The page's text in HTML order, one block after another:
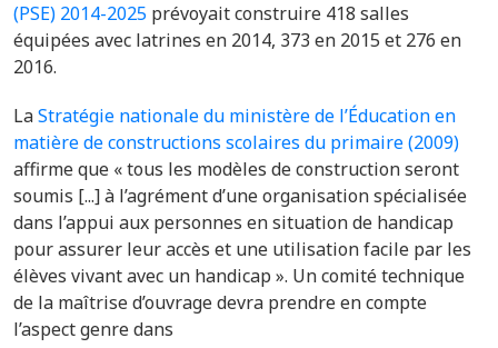
(PSE) 2014-2025 prévoyait construire 418 salles
équipées avec latrines en 2014, 373 en 2015 et 276 en
2016.
LaStratégie nationale du ministère de l’Éducation en
matière de constructions scolaires du primaire (2009)
affirme que « tous les modèles de construction seront
soumis [...] à l’agrément d’une organisation spécialisée
dans l’appui aux personnes en situation de handicap
pour assurer leur accès et une utilisation facile par les
élèves vivant avec un handicap ». Un comité technique
de la maîtrise d’ouvrage devra prendre en compte
l’aspect genre dans